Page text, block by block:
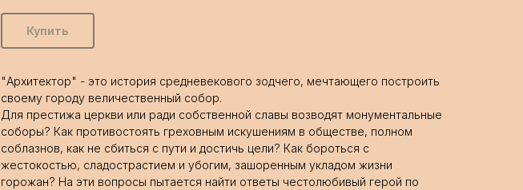
Купить
"Архитектор" - это история средневекового зодчего, мечтающего построить
своему городу величественный собор.
Для престижа церкви или ради собственной славы возводят монументальные
соборы? Как противостоять греховным искушениям в обществе, полном
соблазнов, как не сбиться с пути и достичь цели? Как бороться с
жестокостью, сладострастием и убогим, зашоренным укладом жизни
горожан? На эти вопросы пытается найти ответы честолюбивый герой по